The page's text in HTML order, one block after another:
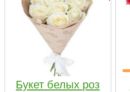
Букет белых роз